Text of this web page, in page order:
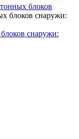
блоков
снаружи: